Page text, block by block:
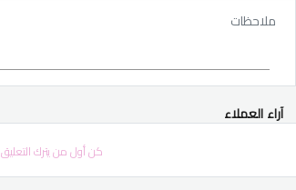
ملاحظات
آراء العملاء
كن أول من يترك التعليق